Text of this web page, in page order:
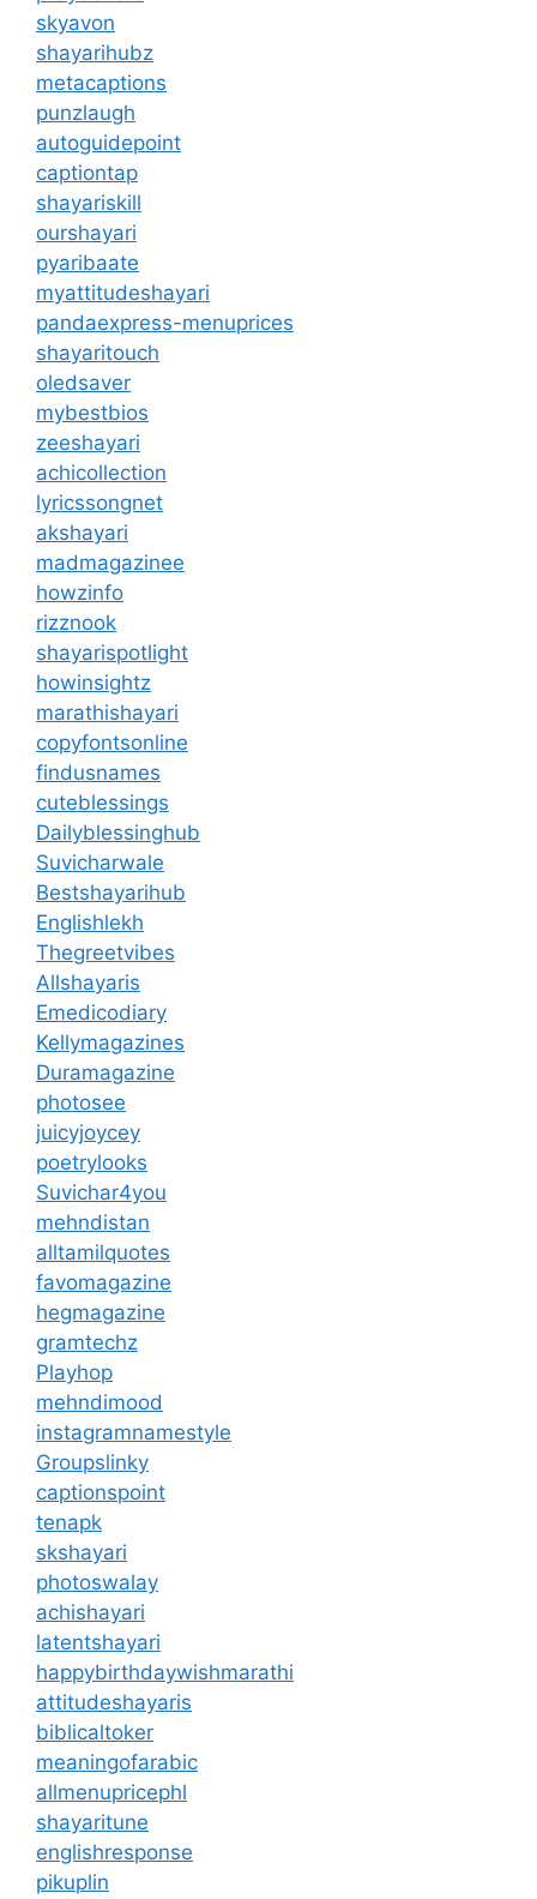
skyavon
shayarihubz
metacaptions
punzlaugh
autoguidepoint
captiontap
shayariskill
ourshayari
pyaribaate
myattitudeshayari
pandaexpress-menuprices
shayaritouch
oledsaver
mybestbios
zeeshayari
achicollection
lyricssongnet
akshayari
madmagazinee
howzinfo
rizznook
shayarispotlight
howinsightz
marathishayari
copyfontsonline
findusnames
cuteblessings
Dailyblessinghub
Suvicharwale
Bestshayarihub
Englishlekh
Thegreetvibes
Allshayaris
Emedicodiary
Kellymagazines
Duramagazine
photosee
juicyjoycey
poetrylooks
Suvichar4you
mehndistan
alltamilquotes
favomagazine
hegmagazine
gramtechz
Playhop
mehndimood
instagramnamestyle
Groupslinky
captionspoint
tenapk
skshayari
photoswalay
achishayari
latentshayari
happybirthdaywishmarathi
attitudeshayaris
biblicaltoker
meaningofarabic
allmenupricephl
shayaritune
englishresponse
pikuplin